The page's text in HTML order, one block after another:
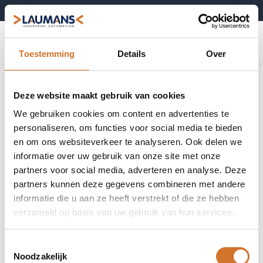
Toestemming Details Over
Deze website maakt gebruik van cookies
We gebruiken cookies om content en advertenties te
personaliseren, om functies voor social media te bieden
en om ons websiteverkeer te analyseren. Ook delen we
informatie over uw gebruik van onze site met onze
partners voor social media, adverteren en analyse. Deze
partners kunnen deze gegevens combineren met andere
informatie die u aan ze heeft verstrekt of die ze hebben
verzameld op basis van uw gebruik van hun services.
Noodzakelijk
0